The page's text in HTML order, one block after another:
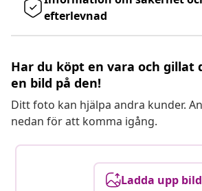
efterlevnad
Har du köpt en vara och gillat
en bild på den!
Ditt foto kan hjälpa andra kunder.
nedan för att komma igång.
Ladda upp bild